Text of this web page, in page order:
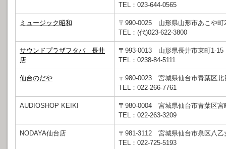
TEL：023-644-0565
ミュージック昭和
〒990-0025 山形県山形市あこや町
TEL：(代)023-622-3800
サウンドプラザフタバ 長井
店
〒993-0013 山形県長井市東町1-15
TEL：0238-84-5111
仙台のだや
〒980-0023 宮城県仙台市青葉区北
TEL：022-266-7761
AUDIOSHOP KEIKI
〒980-0004 宮城県仙台市青葉区
TEL：022-263-3209
NODAYA仙台店
〒981-3112 宮城県仙台市泉区八乙
TEL：022-725-5193